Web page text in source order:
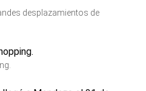
desplazamientos de